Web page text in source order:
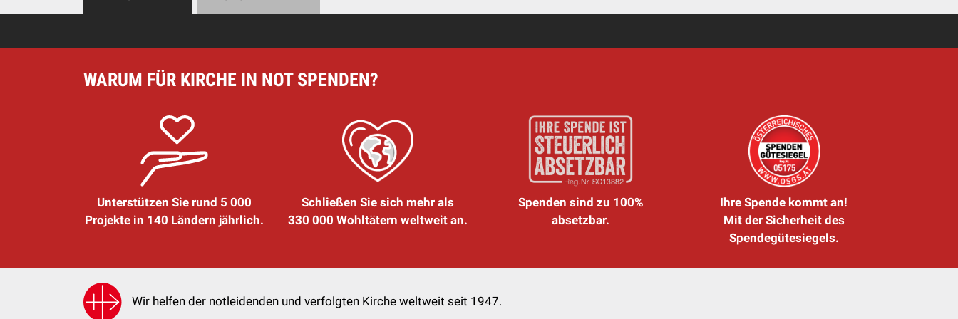
WARUM FÜR KIRCHE IN NOT SPENDEN?
Unterstützen Sie rund 5 000
Projekte in 140 Ländern jährlich.
Schließen Sie sich mehr als
330 000 Wohltätern weltweit an.
Spenden sind zu 100%
absetzbar.
Ihre Spende kommt an!
Mit der Sicherheit des
Spendegütesiegels.
Wir helfen der notleidenden und verfolgten Kirche weltweit seit 1947.